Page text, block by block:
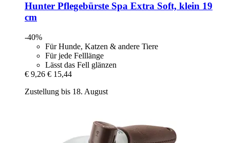
Hunter Pflegebürste Spa Extra Soft, klein 19
cm
-40%
Für Hunde, Katzen & andere Tiere
Für jede Felllänge
Lässt das Fell glänzen
€ 9,26 € 15,44
Zustellung bis 18. August